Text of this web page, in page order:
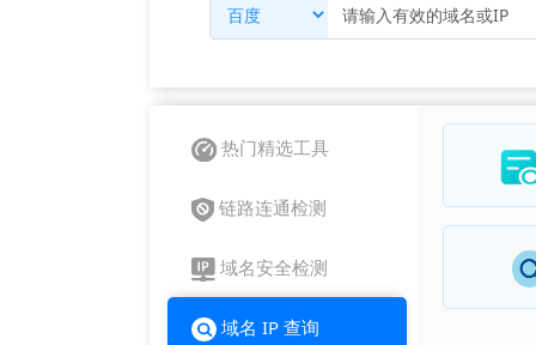
热门精选工具
链路连通检测
域名安全检测
域名 IP 查询